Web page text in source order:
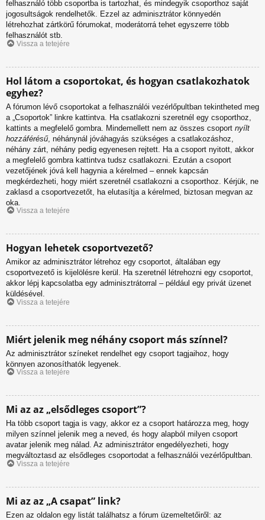
felhasználó több csoportba is tartozhat, és mindegyik csoporthoz saját
jogosultságok rendelhetők. Ezzel az adminisztrátor könnyedén
létrehozhat zártkörű fórumokat, moderátorrá tehet egyszerre több
felhasználót stb.
Vissza a tetejére
Hol látom a csoportokat, és hogyan csatlakozhatok
egyhez?
A fórumon lévő csoportokat a felhasználói vezérlőpultban tekintheted meg
a „Csoportok” linkre kattintva. Ha csatlakozni szeretnél egy csoporthoz,
kattints a megfelelő gombra. Mindemellett nem az összes csoport nyílt
hozzáférésű, néhánynál jóváhagyás szükséges a csatlakozáshoz,
néhány zárt, néhány pedig egyenesen rejtett. Ha a csoport nyitott, akkor
a megfelelő gombra kattintva tudsz csatlakozni. Ezután a csoport
vezetőjének jóvá kell hagynia a kérelmed – ennek kapcsán
megkérdezheti, hogy miért szeretnél csatlakozni a csoporthoz. Kérjük, ne
zaklasd a csoportvezetőt, ha elutasítja a kérelmed, biztosan megvan az
oka.
Vissza a tetejére
Hogyan lehetek csoportvezető?
Amikor az adminisztrátor létrehoz egy csoportot, általában egy
csoportvezető is kijelölésre kerül. Ha szeretnél létrehozni egy csoportot,
akkor lépj kapcsolatba egy adminisztrátorral – például egy privát üzenet
küldésével.
Vissza a tetejére
Miért jelenik meg néhány csoport más színnel?
Az adminisztrátor színeket rendelhet egy csoport tagjaihoz, hogy
könnyen azonosíthatók legyenek.
Vissza a tetejére
Mi az az „elsődleges csoport”?
Ha több csoport tagja is vagy, akkor ez a csoport határozza meg, hogy
milyen színnel jelenik meg a neved, és hogy alapból milyen csoport
avatar jelenik meg nálad. Az adminisztrátor engedélyezheti, hogy
megváltoztasd az elsődleges csoportodat a felhasználói vezérlőpultban.
Vissza a tetejére
Mi az az „A csapat” link?
Ezen az oldalon egy listát találhatsz a fórum üzemeltetőiről: az